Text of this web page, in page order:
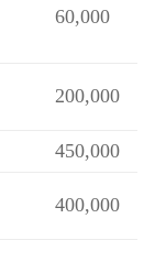
60,000
200,000
450,000
400,000